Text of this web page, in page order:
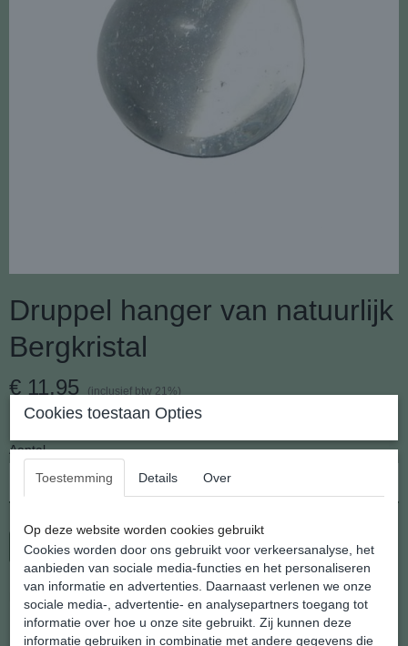
Druppel hanger van natuurlijk
Bergkristal
€ 11,95 (inclusief btw 21%)
Op voorraad- Levertijd 2 - 3 werkdagen
Aantal
In winkelwagen
Druppel hanger van natuurlijk Bergkristal
Cookies toestaan Opties
Toestemming Details Over
Op deze website worden cookies gebruikt
Cookies worden door ons gebruikt voor verkeersanalyse, het
aanbieden van sociale media-functies en het personaliseren
van informatie en advertenties. Daarnaast verlenen we onze
sociale media-, advertentie- en analysepartners toegang tot
informatie over hoe u onze site gebruikt. Zij kunnen deze
informatie gebruiken in combinatie met andere gegevens die